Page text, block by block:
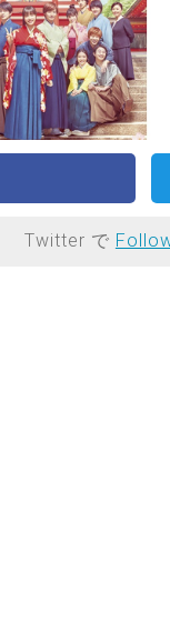
Twitter で